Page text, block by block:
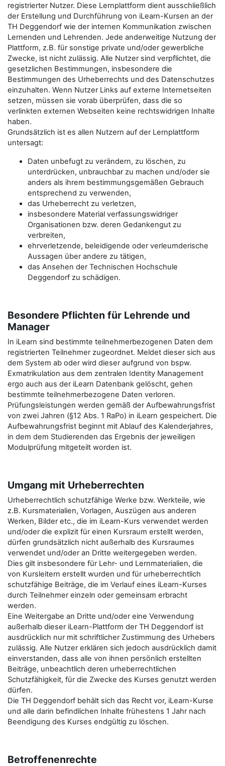
registrierter Nutzer. Diese Lernplattform dient ausschließlich
der Erstellung und Durchführung von iLearn-Kursen an der
TH Deggendorf wie der internen Kommunikation zwischen
Lernenden und Lehrenden. Jede anderweitige Nutzung der
Plattform, z.B. für sonstige private und/oder gewerbliche
Zwecke, ist nicht zulässig. Alle Nutzer sind verpflichtet, die
gesetzlichen Bestimmungen, insbesondere die
Bestimmungen des Urheberrechts und des Datenschutzes
einzuhalten. Wenn Nutzer Links auf externe Internetseiten
setzen, müssen sie vorab überprüfen, dass die so
verlinkten externen Webseiten keine rechtswidrigen Inhalte
haben.
Grundsätzlich ist es allen Nutzern auf der Lernplattform
untersagt:
Daten unbefugt zu verändern, zu löschen, zu
unterdrücken, unbrauchbar zu machen und/oder sie
anders als ihrem bestimmungsgemäßen Gebrauch
entsprechend zu verwenden,
das Urheberrecht zu verletzen,
insbesondere Material verfassungswidriger
Organisationen bzw. deren Gedankengut zu
verbreiten,
ehrverletzende, beleidigende oder verleumderische
Aussagen über andere zu tätigen,
das Ansehen der Technischen Hochschule
Deggendorf zu schädigen.
Besondere Pflichten für Lehrende und
Manager
In iLearn sind bestimmte teilnehmerbezogenen Daten dem
registrierten Teilnehmer zugeordnet. Meldet dieser sich aus
dem System ab oder wird dieser aufgrund von bspw.
Exmatrikulation aus dem zentralen Identity Management
ergo auch aus der iLearn Datenbank gelöscht, gehen
bestimmte teilnehmerbezogene Daten verloren.
Prüfungsleistungen werden gemäß der Aufbewahrungsfrist
von zwei Jahren (§12 Abs. 1 RaPo) in iLearn gespeichert. Die
Aufbewahrungsfrist beginnt mit Ablauf des Kalenderjahres,
in dem dem Studierenden das Ergebnis der jeweiligen
Modulprüfung mitgeteilt worden ist.
Umgang mit Urheberrechten
Urheberrechtlich schutzfähige Werke bzw. Werkteile, wie
z.B. Kursmaterialien, Vorlagen, Auszügen aus anderen
Werken, Bilder etc., die im iLearn-Kurs verwendet werden
und/oder die explizit für einen Kursraum erstellt werden,
dürfen grundsätzlich nicht außerhalb des Kursraumes
verwendet und/oder an Dritte weitergegeben werden.
Dies gilt insbesondere für Lehr- und Lernmaterialien, die
von Kursleitern erstellt wurden und für urheberrechtlich
schutzfähige Beiträge, die im Verlauf eines iLearn-Kurses
durch Teilnehmer einzeln oder gemeinsam erbracht
werden.
Eine Weitergabe an Dritte und/oder eine Verwendung
außerhalb dieser iLearn-Plattform der TH Deggendorf ist
ausdrücklich nur mit schriftlicher Zustimmung des Urhebers
zulässig. Alle Nutzer erklären sich jedoch ausdrücklich damit
einverstanden, dass alle von ihnen persönlich erstellten
Beiträge, unbeachtlich deren urheberrechtlichen
Schutzfähigkeit, für die Zwecke des Kurses genutzt werden
dürfen.
Die TH Deggendorf behält sich das Recht vor, iLearn-Kurse
und alle darin befindlichen Inhalte frühestens 1 Jahr nach
Beendigung des Kurses endgültig zu löschen.
Betroffenenrechte